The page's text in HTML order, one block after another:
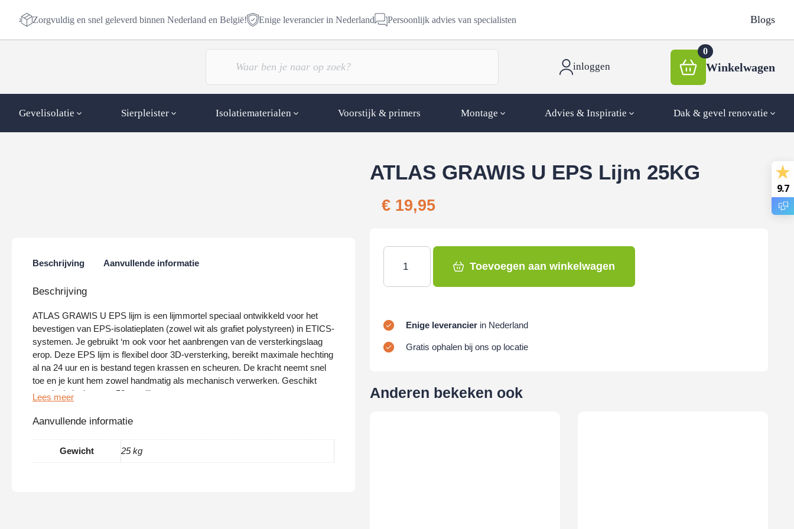
Zorgvuldig en snel geleverd binnen Nederland en België! Enige leverancier in Nederland Persoonlijk advies van specialisten Blogs
inloggen
0
Winkelwagen
Gevelisolatie Sierpleister Isolatiematerialen Voorstijk & primers Montage Advies & Inspiratie Dak & gevel renovatie
Beschrijving Aanvullende informatie
Beschrijving
ATLAS GRAWIS U EPS lijm is een lijmmortel speciaal ontwikkeld voor het
bevestigen van EPS-isolatieplaten (zowel wit als grafiet polystyreen) in ETICS-
systemen. Je gebruikt ‘m ook voor het aanbrengen van de versterkingslaag
erop. Deze EPS lijm is flexibel door 3D-versterking, bereikt maximale hechting
al na 24 uur en is bestand tegen krassen en scheuren. De kracht neemt snel
toe en je kunt hem zowel handmatig als mechanisch verwerken. Geschikt
voor isolatieplaten tot 50 cm dik.
Waarom ATLAS GRAWIS U?
Deze EPS lijm wordt vaak aanbevolen voor passieve en energiezuinige
gebouwen waar prestaties ertoe doen. De flexibiliteit door 3D-versterking zorgt
Aanvullende informatie
Gewicht 25 kg
ATLAS GRAWIS U EPS Lijm 25KG
€ 19,95
Toevoegen aan winkelwagen
Enige leverancierin Nederland
Gratis ophalen bij ons op locatie
Anderen bekeken ook
9.7